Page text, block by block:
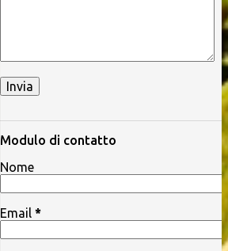
Modulo di contatto
Nome
Email *